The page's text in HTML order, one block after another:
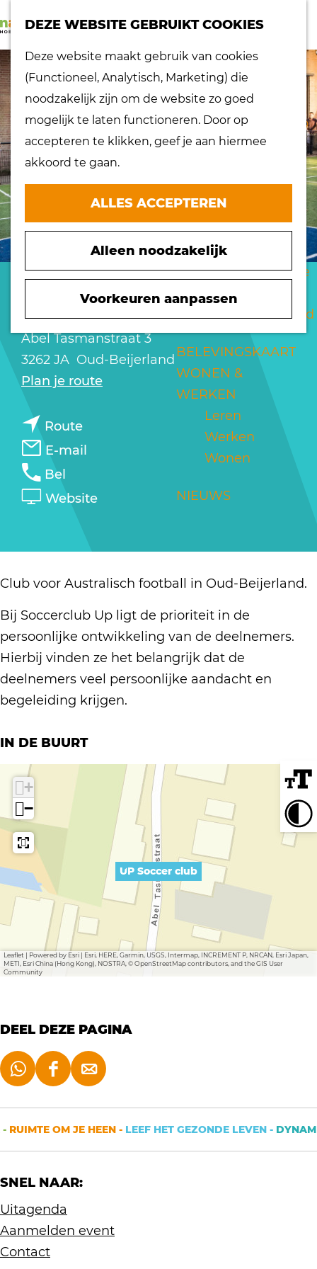
DEZE WEBSITE GEBRUIKT COOKIES
Deze website maakt gebruik van cookies
(Functioneel, Analytisch, Marketing) die
noodzakelijk zijn om de website zo goed
mogelijk te laten functioneren. Door op
accepteren te klikken, geef je aan hiermee
akkoord te gaan.
ALLES ACCEPTEREN
Alleen noodzakelijk
Voorkeuren aanpassen
a
n
a
a
r
d
e
h
o
m
K
a
r
t
Z
e
k
e
n
M
e
n
u
dorpen
Musea
Nationaal
landschap
Ontdek de regio
Recepten
eiland
Waterrijk eiland
Windmolens
Zakelijk bezoek
Zuiderwaterlinie
10 x typisch
Hoeksche Waard
BELEVINGSKAART
WONEN &
WERKEN
Leren
Werken
Wonen
NIEUWS
UP SOCCER CLUB
Abel Tasmanstraat 3
3262 JA Oud-Beijerland
Plan je routen
c
e
r
c
l
u
b
Routen
a
U
S
c
c
e
r
c
l
b
E-mail
P
c
c
e
r
c
u
b
Bel
P
c
c
r
c
l
u
b
Websitev
P
o
c
c
e
r
Club voor Australisch football in Oud-Beijerland.
Bij Soccerclub Up ligt de prioriteit in de
persoonlijke ontwikkeling van de deelnemers.
Hierbij vinden ze het belangrijk dat de
deelnemers veel persoonlijke aandacht en
begeleiding krijgen.
IN DE BUURT
UP Soccer club
+
−
Leaflet | Powered by Esri | Esri, HERE, Garmin, USGS, Intermap, INCREMENT P, NRCAN, Esri Japan,
METI, Esri China (Hong Kong), NOSTRA, © OpenStreetMap contributors, and the GIS User
Community
DEEL DEZE PAGINA
D
e
z
e
p
D
e
z
e
D
e
RUIMTE OM JE HEEN - LEEF HET GEZONDE LEVEN -
SNEL NAAR:
Uitagenda
Aanmelden event
Contact